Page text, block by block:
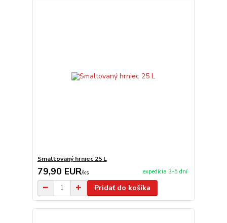
Smaltovaný hrniec 25 L
79,90 EUR/ks expedícia 3-5 dní
Pridať do košíka